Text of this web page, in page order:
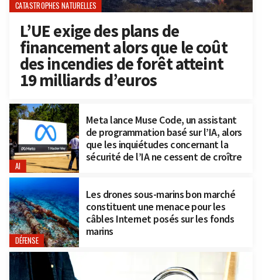
CATASTROPHES NATURELLES
L’UE exige des plans de
financement alors que le coût
des incendies de forêt atteint
19 milliards d’euros
AI
Meta lance Muse Code, un assistant
de programmation basé sur l’IA, alors
que les inquiétudes concernant la
sécurité de l’IA ne cessent de croître
DÉFENSE
Les drones sous-marins bon marché
constituent une menace pour les
câbles Internet posés sur les fonds
marins